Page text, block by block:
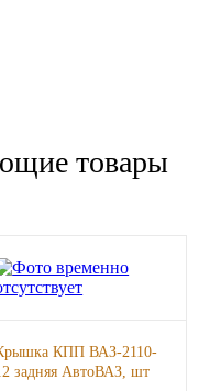
товары
КПП ВАЗ-2110-
задняя АвтоВАЗ, шт